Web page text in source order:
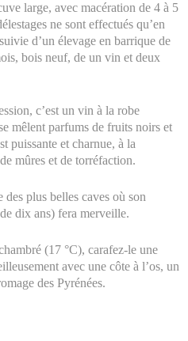
large, avec macération de 4 à 5
ne sont effectués qu’en
d’un élevage en barrique de
bois neuf, de un vin et deux
c’est un vin à la robe
mêlent parfums de fruits noirs et
puissante et charnue, à la
mûres et de torréfaction.
plus belles caves où son
dix ans) fera merveille.
(17 °C), carafez-le une
avec une côte à l’os, un
des Pyrénées.